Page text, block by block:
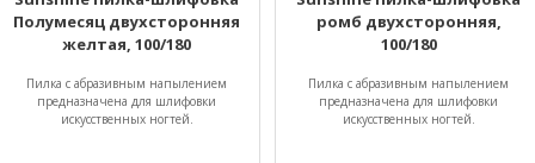
Полумесяц двухсторонняя
желтая, 100/180
Пилка с абразивным напылением
предназначена для шлифовки
искусственных ногтей.
ромб двухсторонняя,
100/180
Пилка с абразивным напылением
предназначена для шлифовки
искусственных ногтей.